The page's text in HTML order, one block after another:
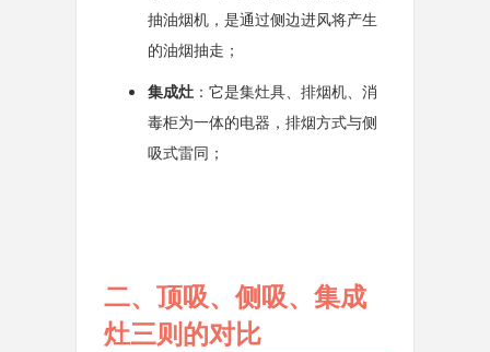
抽油烟机，是通过侧边进风将产生
的油烟抽走；
集成灶：它是集灶具、排烟机、消
毒柜为一体的电器，排烟方式与侧
吸式雷同；
二、顶吸、侧吸、集成
灶三则的对比